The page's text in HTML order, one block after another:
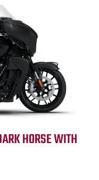
HORSE WITH